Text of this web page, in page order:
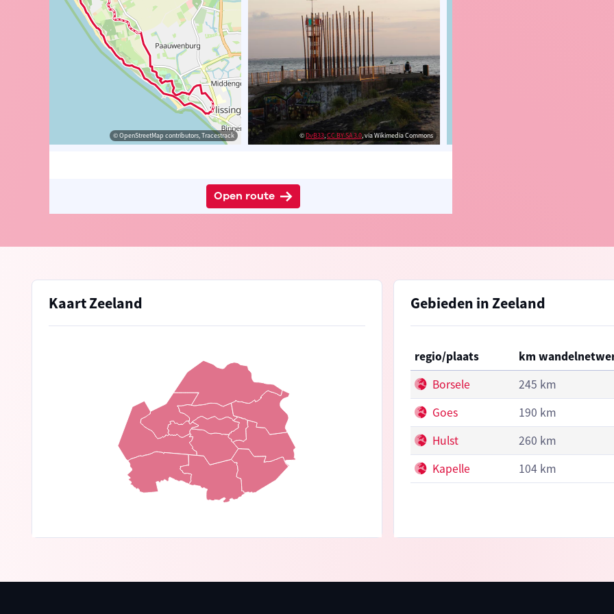
© OpenStreetMap contributors, Tracestrack ©DvB33,CC BY-SA 3.0, via Wikimedia Commons
Open route
Kaart Zeeland Gebieden in Zeeland
regio/plaats
km
Borsele
245 km
Goes
190 km
Hulst
260 km
Kapelle
104 km